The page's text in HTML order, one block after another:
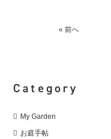
« 前へ
Category
My Garden
お庭手帖